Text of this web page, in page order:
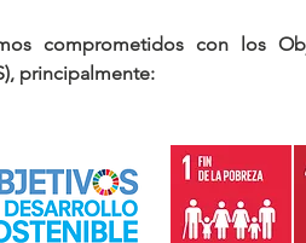
comprometidos con los
principalmente: